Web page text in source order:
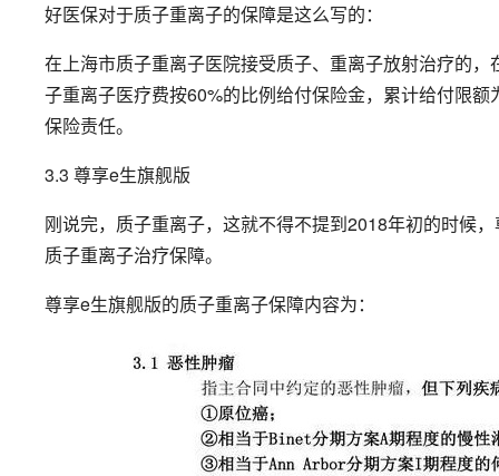
好医保对于质子重离子的保障是这么写的：
在上海市质子重离子医院接受质子、重离子放射治疗的
子重离子医疗费按60%的比例给付保险金，累计给付限
保险责任。
3.3 尊享e生旗舰版
刚说完，质子重离子，这就不得不提到2018年初的时候
质子重离子治疗保障。
尊享e生旗舰版的质子重离子保障内容为：